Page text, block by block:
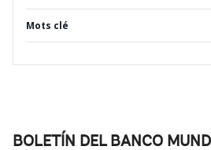
Mots clé
BOLETÍN DEL BANCO